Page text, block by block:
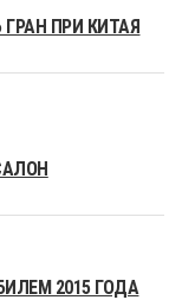
ГРАН ПРИ КИТАЯ
2015 ГОДА